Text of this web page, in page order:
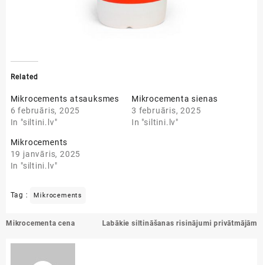
Related
Mikrocements atsauksmes
6 februāris, 2025
In "siltini.lv"
Mikrocementa sienas
3 februāris, 2025
In "siltini.lv"
Mikrocements
19 janvāris, 2025
In "siltini.lv"
Tag : Mikrocements
Ziņu
Mikrocementa cena Labākie siltināšanas risinājumi privātmājām